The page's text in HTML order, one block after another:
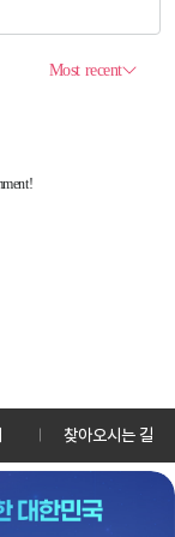
찾아오시는 길
방송원 KTV